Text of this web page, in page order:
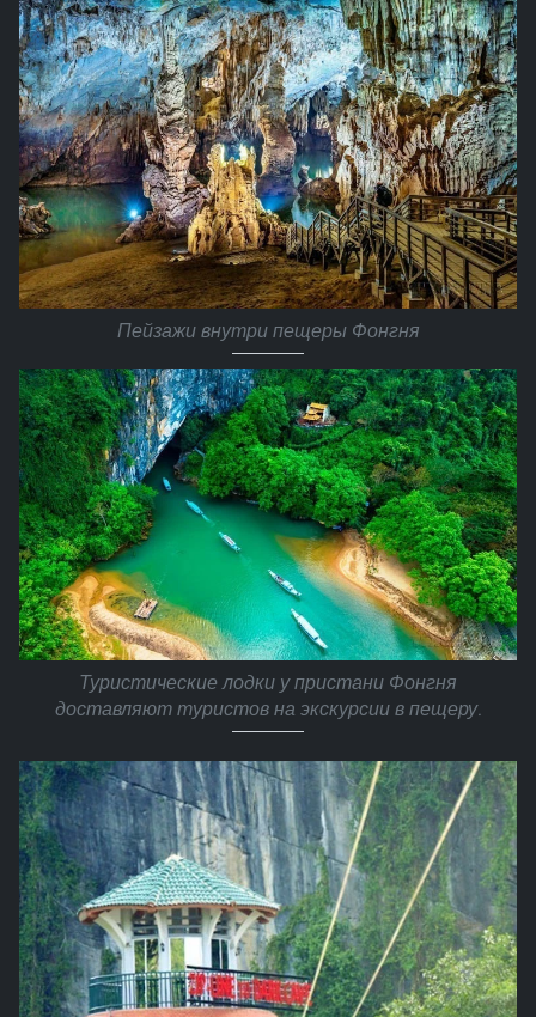
Пейзажи внутри пещеры Фонгня
Туристические лодки у пристани Фонгня
доставляют туристов на экскурсии в пещеру.